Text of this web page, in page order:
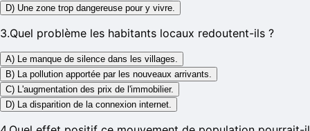
D) Une zone trop dangereuse pour y vivre.
3.Quel problème les habitants locaux redoutent-ils ?
A) Le manque de silence dans les villages.
B) La pollution apportée par les nouveaux arrivants.
C) L'augmentation des prix de l'immobilier.
D) La disparition de la connexion internet.